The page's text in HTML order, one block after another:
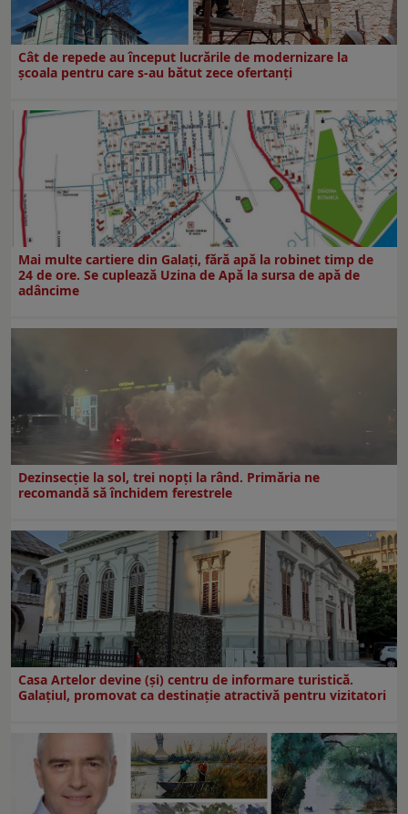
Cât de repede au început lucrările de modernizare la
şcoala pentru care s-au bătut zece ofertanţi
Mai multe cartiere din Galați, fără apă la robinet timp de
24 de ore. Se cuplează Uzina de Apă la sursa de apă de
adâncime
Dezinsecţie la sol, trei nopţi la rând. Primăria ne
recomandă să închidem ferestrele
Casa Artelor devine (şi) centru de informare turistică.
Galaţiul, promovat ca destinaţie atractivă pentru vizitatori